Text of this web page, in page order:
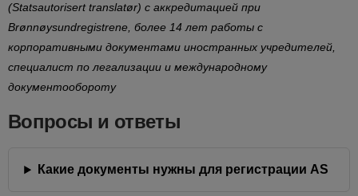
(Statsautorisert translatør) с аккредитацией при
Brønnøysundregistrene, более 14 лет работы с
корпоративными документами иностранных учредителей,
специалист по легализации и международному
документообороту
Вопросы и ответы
Какие документы нужны для регистрации AS